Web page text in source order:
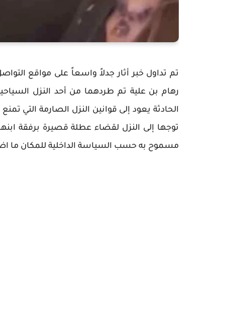
تم تداول خبر أثار جدلاً واسعاً على مواقع
رهام بن علية تم طردهما من أحد النزل
توجها إلى النزل لقضاء عطلة قصيرة برفقة
مسموح به حسب السياسة الداخلية للمكان ما